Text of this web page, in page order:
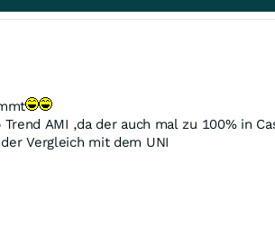
AMI ,da der auch mal zu 100% in
Vergleich mit dem UNI